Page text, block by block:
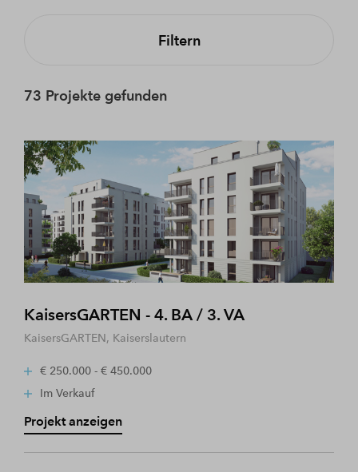
Filtern
73 Projekte gefunden
KaisersGARTEN - 4. BA / 3. VA
KaisersGARTEN, Kaiserslautern
€ 250.000 - € 450.000
Im Verkauf
Projekt anzeigen